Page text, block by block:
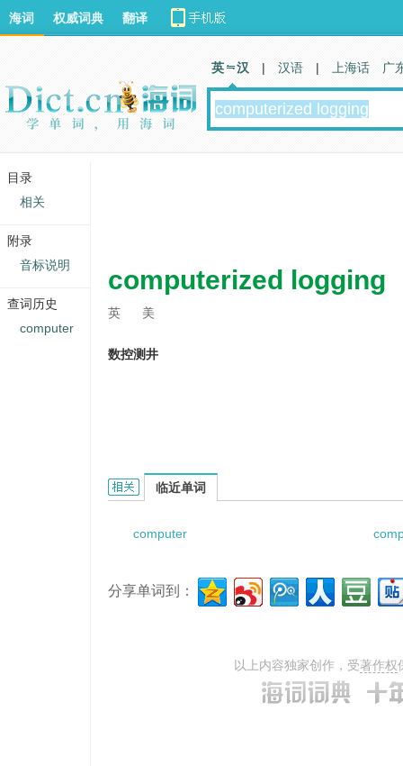
computerized logging
英 美
数控测井
computerized logging的相关资料：
临近单词
computer
分享单词到：
以上内容独家创作，受著作权
海词 权威词典 翻译
英 汉 | 汉语 | 上海话 广
目录
相关
附录
音标说明
查词历史
computer